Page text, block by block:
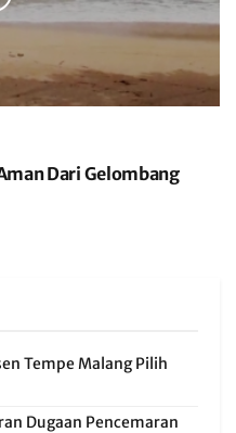
Dari Gelombang
Tempe Malang Pilih
Dugaan Pencemaran